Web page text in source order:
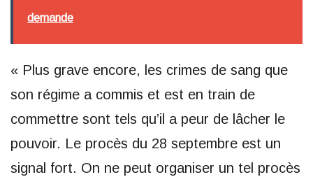
demande
« Plus grave encore, les crimes de sang que
son régime a commis et est en train de
commettre sont tels qu’il a peur de lâcher le
pouvoir. Le procès du 28 septembre est un
signal fort. On ne peut organiser un tel procès